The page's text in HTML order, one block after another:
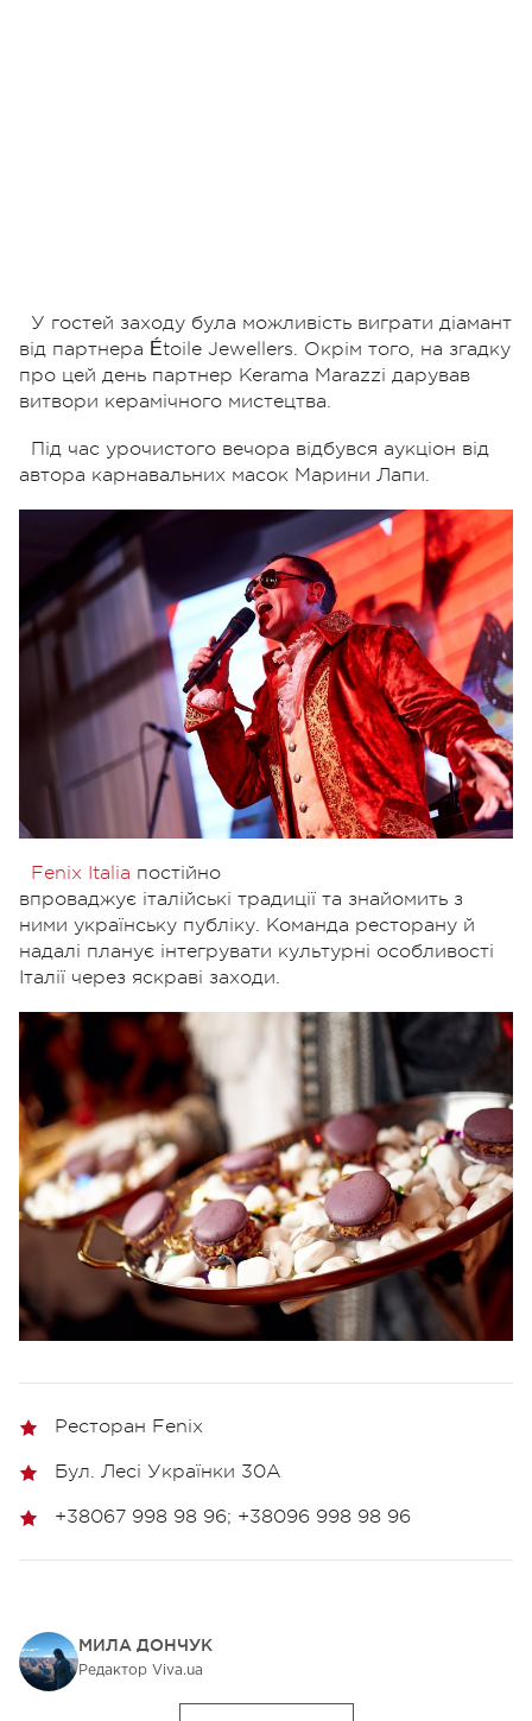
У гостей заходу була можливість виграти діамант
від партнера Étoile Jewellers. Окрім того, на згадку
про цей день партнер Kerama Marazzi дарував
витвори керамічного мистецтва.
Під час урочистого вечора відбувся аукціон від
автора карнавальних масок Марини Лапи.
Fenix Italia постійно
впроваджує італійські традиції та знайомить з
ними українську публіку. Команда ресторану й
надалі планує інтегрувати культурні особливості
Італії через яскраві заходи.
Ресторан Fenix
Бул. Лесі Українки 30А
+38067 998 98 96; +38096 998 98 96
МИЛА ДОНЧУК
Редактор Viva.ua